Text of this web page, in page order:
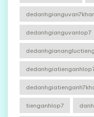
dedanhgianguvanlop7
tienganhlop7